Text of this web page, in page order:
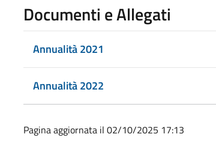
Documenti e Allegati
Annualità 2021
Annualità 2022
Pagina aggiornata il 02/10/2025 17:13